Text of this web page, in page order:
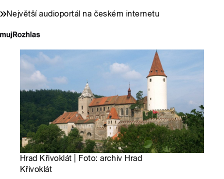
Největší audioportál na českém internetu
Hrad Křivoklát | Foto: archiv Hrad
Křivoklát